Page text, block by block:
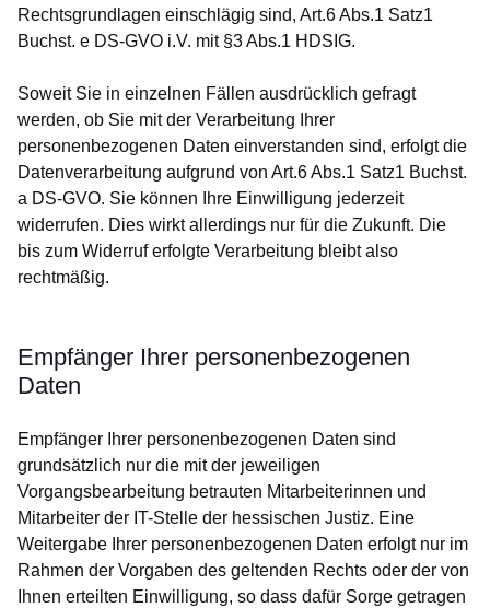
Rechtsgrundlagen einschlägig sind, Art.6 Abs.1 Satz1
Buchst. e DS-GVO i.V. mit §3 Abs.1 HDSIG.
Soweit Sie in einzelnen Fällen ausdrücklich gefragt
werden, ob Sie mit der Verarbeitung Ihrer
personenbezogenen Daten einverstanden sind, erfolgt die
Datenverarbeitung aufgrund von Art.6 Abs.1 Satz1 Buchst.
a DS-GVO. Sie können Ihre Einwilligung jederzeit
widerrufen. Dies wirkt allerdings nur für die Zukunft. Die
bis zum Widerruf erfolgte Verarbeitung bleibt also
rechtmäßig.
Empfänger Ihrer personenbezogenen
Daten
Empfänger Ihrer personenbezogenen Daten sind
grundsätzlich nur die mit der jeweiligen
Vorgangsbearbeitung betrauten Mitarbeiterinnen und
Mitarbeiter der IT-Stelle der hessischen Justiz. Eine
Weitergabe Ihrer personenbezogenen Daten erfolgt nur im
Rahmen der Vorgaben des geltenden Rechts oder der von
Ihnen erteilten Einwilligung, so dass dafür Sorge getragen